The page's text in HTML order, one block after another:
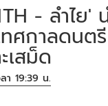
- ลำไย'
เทศกาลดน
เสม็ด
า 19:39 น.